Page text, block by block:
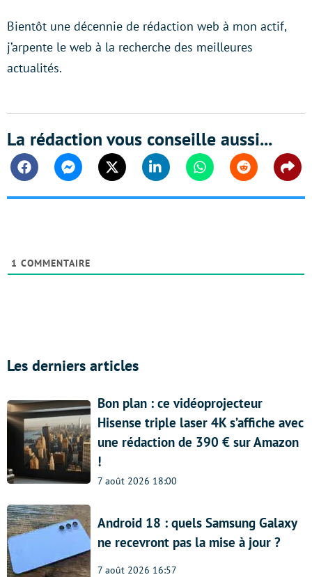
Bientôt une décennie de rédaction web à mon actif,
j’arpente le web à la recherche des meilleures
actualités.
La rédaction vous conseille aussi...
FacebookMessengerTwitter Linkedin WhatsappReddit
1 COMMENTAIRE
Les derniers articles
Bon plan : ce vidéoprojecteur
Hisense triple laser 4K s’affiche avec
une rédaction de 390 € sur Amazon
!
7 août 2026 18:00
Android 18 : quels Samsung Galaxy
ne recevront pas la mise à jour ?
7 août 2026 16:57